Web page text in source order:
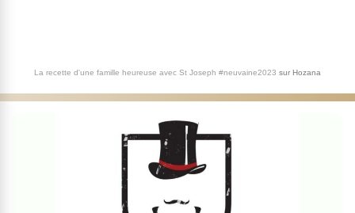
La recette d'une famille heureuse avec St Joseph #neuvaine2023 sur Hozana